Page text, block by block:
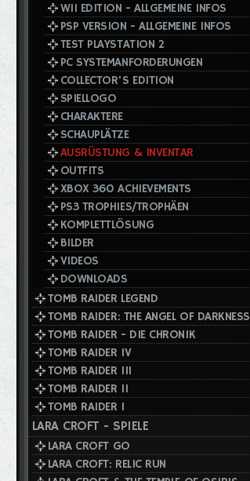
WII EDITION - ALLGEMEINE INFOS
PSP VERSION - ALLGEMEINE INFOS
TEST PLAYSTATION 2
PC SYSTEMANFORDERUNGEN
COLLECTOR'S EDITION
SPIELLOGO
CHARAKTERE
SCHAUPLÄTZE
AUSRÜSTUNG & INVENTAR
OUTFITS
XBOX 360 ACHIEVEMENTS
PS3 TROPHIES/TROPHÄEN
KOMPLETTLÖSUNG
BILDER
VIDEOS
DOWNLOADS
TOMB RAIDER LEGEND
TOMB RAIDER: THE ANGEL OF DARKNESS
TOMB RAIDER - DIE CHRONIK
TOMB RAIDER IV
TOMB RAIDER III
TOMB RAIDER II
TOMB RAIDER I
LARA CROFT - SPIELE
LARA CROFT GO
LARA CROFT: RELIC RUN